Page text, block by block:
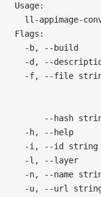
Usage:
ll-appimage-
Flags:
-b, --build
-d, --
-f, --file
--hash
-h, --help
-i, --id
-l, --layer
-n, --name
-u, --url